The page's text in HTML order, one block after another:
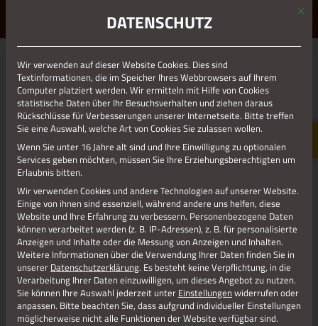
ERLEBE STOLBERG.ERLEBE DICH.
Datenschutz
Impressum
Mit
DATENSCHUTZ
Wir verwenden auf dieser Website Cookies. Dies sind
Textinformationen, die im Speicher Ihres Webbrowsers auf Ihrem
Computer platziert werden. Wir ermitteln mit Hilfe von Cookies
statistische Daten über Ihr Besuchsverhalten und ziehen daraus
Rückschlüsse für Verbesserungen unserer Internetseite. Bitte treffen
Sie eine Auswahl, welche Art von Cookies Sie zulassen wollen.
Wenn Sie unter 16 Jahre alt sind und Ihre Einwilligung zu optionalen
Services geben möchten, müssen Sie Ihre Erziehungsberechtigten um
Erlaubnis bitten.
Wir verwenden Cookies und andere Technologien auf unserer Website.
Einige von ihnen sind essenziell, während andere uns helfen, diese
Website und Ihre Erfahrung zu verbessern. Personenbezogene Daten
können verarbeitet werden (z. B. IP-Adressen), z. B. für personalisierte
Anzeigen und Inhalte oder die Messung von Anzeigen und Inhalten.
Weitere Informationen über die Verwendung Ihrer Daten finden Sie in
unserer Datenschutzerklärung. Es besteht keine Verpflichtung, in die
Verarbeitung Ihrer Daten einzuwilligen, um dieses Angebot zu nutzen.
Sie können Ihre Auswahl jederzeit unter Einstellungen widerrufen oder
anpassen. Bitte beachten Sie, dass aufgrund individueller Einstellungen
möglicherweise nicht alle Funktionen der Website verfügbar sind.